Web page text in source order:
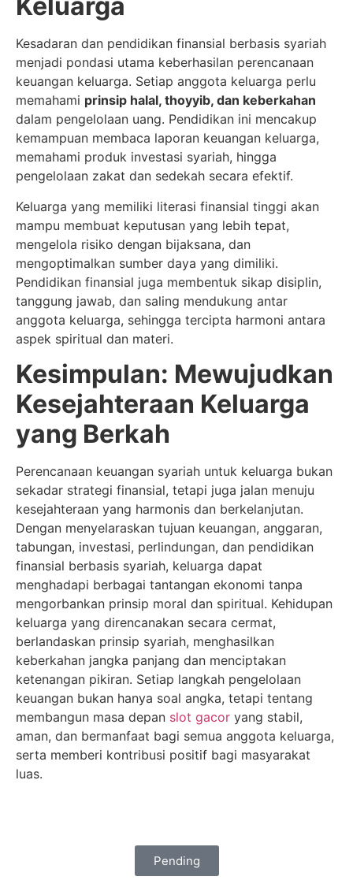
Keluarga
Kesadaran dan pendidikan finansial berbasis syariah
menjadi pondasi utama keberhasilan perencanaan
keuangan keluarga. Setiap anggota keluarga perlu
memahami prinsip halal, thoyyib, dan keberkahan
dalam pengelolaan uang. Pendidikan ini mencakup
kemampuan membaca laporan keuangan keluarga,
memahami produk investasi syariah, hingga
pengelolaan zakat dan sedekah secara efektif.
Keluarga yang memiliki literasi finansial tinggi akan
mampu membuat keputusan yang lebih tepat,
mengelola risiko dengan bijaksana, dan
mengoptimalkan sumber daya yang dimiliki.
Pendidikan finansial juga membentuk sikap disiplin,
tanggung jawab, dan saling mendukung antar
anggota keluarga, sehingga tercipta harmoni antara
aspek spiritual dan materi.
Kesimpulan: Mewujudkan
Kesejahteraan Keluarga
yang Berkah
Perencanaan keuangan syariah untuk keluarga bukan
sekadar strategi finansial, tetapi juga jalan menuju
kesejahteraan yang harmonis dan berkelanjutan.
Dengan menyelaraskan tujuan keuangan, anggaran,
tabungan, investasi, perlindungan, dan pendidikan
finansial berbasis syariah, keluarga dapat
menghadapi berbagai tantangan ekonomi tanpa
mengorbankan prinsip moral dan spiritual. Kehidupan
keluarga yang direncanakan secara cermat,
berlandaskan prinsip syariah, menghasilkan
keberkahan jangka panjang dan menciptakan
ketenangan pikiran. Setiap langkah pengelolaan
keuangan bukan hanya soal angka, tetapi tentang
membangun masa depan slot gacor yang stabil,
aman, dan bermanfaat bagi semua anggota keluarga,
serta memberi kontribusi positif bagi masyarakat
luas.
Pending